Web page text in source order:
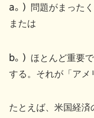
a。）
問題がまった
または
b。） ほとんど重要
する。それが「アメ
たとえば、米国経